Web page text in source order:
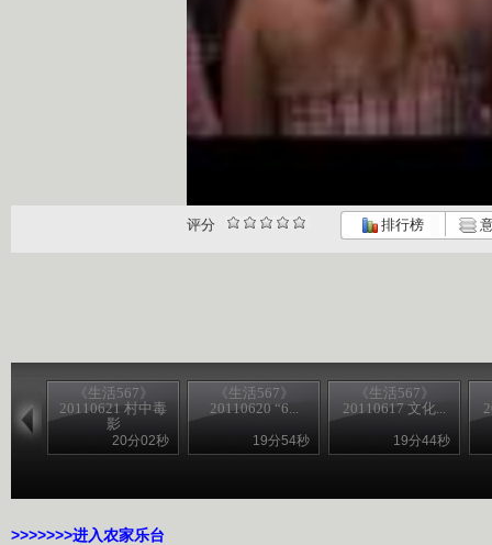
评分 排行榜
《生活567》
20110621 村中毒
影
20分02秒
《生活567》
20110620 “6...
19分54秒
《生活567》
20110617 文化...
19分44秒
>>>>>>>进入农家乐台